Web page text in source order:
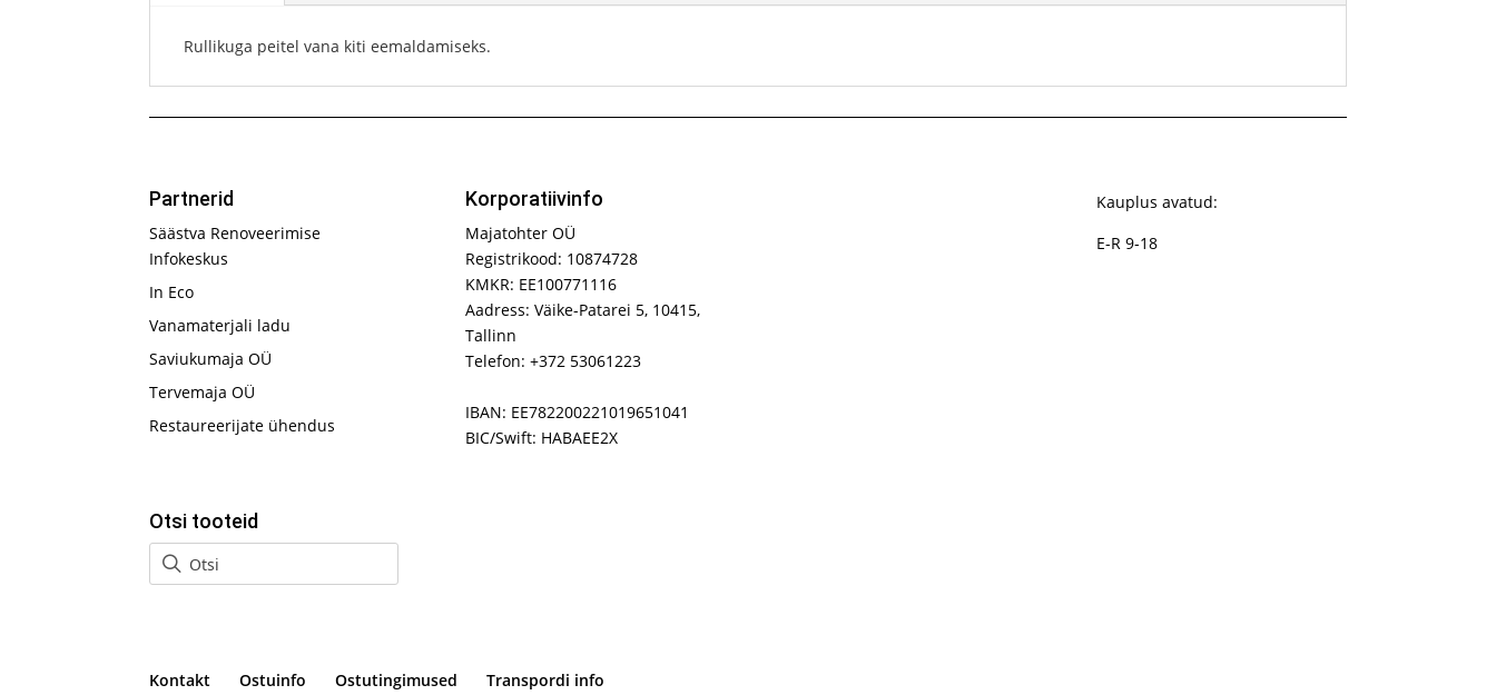
Rullikuga peitel vana kiti eemaldamiseks.
Partnerid
Säästva Renoveerimise
Infokeskus
In Eco
Vanamaterjali ladu
Saviukumaja OÜ
Tervemaja OÜ
Restaureerijate ühendus
Otsi tooteid
Korporatiivinfo
Majatohter OÜ
Registrikood: 10874728
KMKR: EE100771116
Aadress: Väike-Patarei 5, 10415,
Tallinn
Telefon: +372 53061223
IBAN: EE782200221019651041
BIC/Swift: HABAEE2X
Kauplus avatud:
E-R 9-18
Kontakt Ostuinfo Ostutingimused Transpordi info